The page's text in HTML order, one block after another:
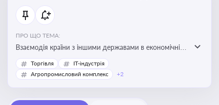
ПРО ЩО ТЕМА:
Взаємодія країни з іншими державами в економічній
сфері, включаючи експорт та імпорт товарів і послуг,
міжнародні фінансові операції, інвестиції, торгівлю,
Торгівля
IT-індустрія
Агропромисловий комплекс
+2